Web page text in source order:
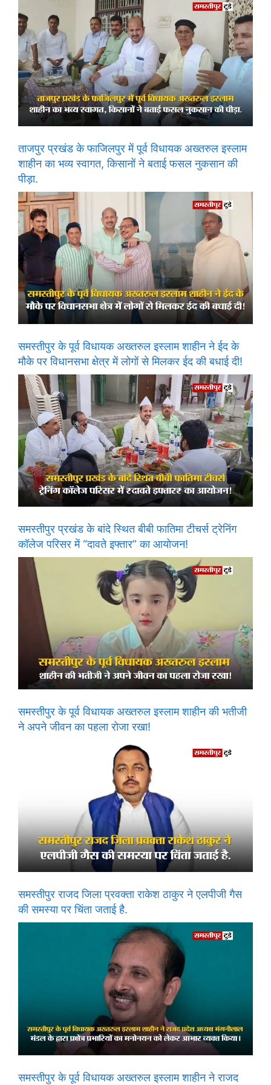
ताजपुर प्रखंड के फाजिलपुर में पूर्व विधायक अख्तरुल इस्लाम
शाहीन का भव्य स्वागत, किसानों ने बताई फसल नुकसान की
पीड़ा.
समस्तीपुर के पूर्व विधायक अख्तरुल इस्लाम शाहीन ने ईद के
मौके पर विधानसभा क्षेत्र में लोगों से मिलकर ईद की बधाई दी!
समस्तीपुर प्रखंड के बांदे स्थित बीबी फातिमा टीचर्स ट्रेनिंग
कॉलेज परिसर में “दावते इफ्तार” का आयोजन!
समस्तीपुर के पूर्व विधायक अख्तरुल इस्लाम शाहीन की भतीजी
ने अपने जीवन का पहला रोजा रखा!
समस्तीपुर राजद जिला प्रवक्ता राकेश ठाकुर ने एलपीजी गैस
की समस्या पर चिंता जताई है.
समस्तीपुर के पूर्व विधायक अख्तरुल इस्लाम शाहीन ने राजद